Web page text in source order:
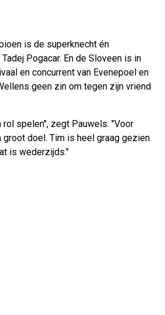
is de superknecht én
Pogacar. En de Sloveen is in
en concurrent van Evenepoel en
geen zin om tegen zijn vriend
rol spelen", zegt Pauwels. "Voor
groot doel. Tim is heel graag gezien
is wederzijds."